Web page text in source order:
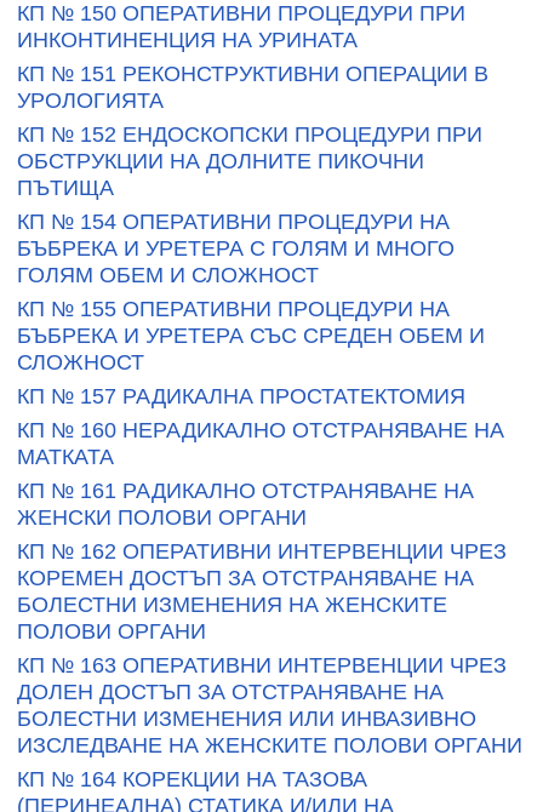
КП № 150 ОПЕРАТИВНИ ПРОЦЕДУРИ ПРИ
ИНКОНТИНЕНЦИЯ НА УРИНАТА
КП № 151 РЕКОНСТРУКТИВНИ ОПЕРАЦИИ В
УРОЛОГИЯТА
КП № 152 ЕНДОСКОПСКИ ПРОЦЕДУРИ ПРИ
ОБСТРУКЦИИ НА ДОЛНИТЕ ПИКОЧНИ
ПЪТИЩА
КП № 154 ОПЕРАТИВНИ ПРОЦЕДУРИ НА
БЪБРЕКА И УРЕТЕРА С ГОЛЯМ И МНОГО
ГОЛЯМ ОБЕМ И СЛОЖНОСТ
КП № 155 ОПЕРАТИВНИ ПРОЦЕДУРИ НА
БЪБРЕКА И УРЕТЕРА СЪС СРЕДЕН ОБЕМ И
СЛОЖНОСТ
КП № 157 РАДИКАЛНА ПРОСТАТЕКТОМИЯ
КП № 160 НЕРАДИКАЛНО ОТСТРАНЯВАНЕ НА
МАТКАТА
КП № 161 РАДИКАЛНО ОТСТРАНЯВАНЕ НА
ЖЕНСКИ ПОЛОВИ ОРГАНИ
КП № 162 ОПЕРАТИВНИ ИНТЕРВЕНЦИИ ЧРЕЗ
КОРЕМЕН ДОСТЪП ЗА ОТСТРАНЯВАНЕ НА
БОЛЕСТНИ ИЗМЕНЕНИЯ НА ЖЕНСКИТЕ
ПОЛОВИ ОРГАНИ
КП № 163 ОПЕРАТИВНИ ИНТЕРВЕНЦИИ ЧРЕЗ
ДОЛЕН ДОСТЪП ЗА ОТСТРАНЯВАНЕ НА
БОЛЕСТНИ ИЗМЕНЕНИЯ ИЛИ ИНВАЗИВНО
ИЗСЛЕДВАНЕ НА ЖЕНСКИТЕ ПОЛОВИ ОРГАНИ
КП № 164 КОРЕКЦИИ НА ТАЗОВА
(ПЕРИНЕАЛНА) СТАТИКА И/ИЛИ НА